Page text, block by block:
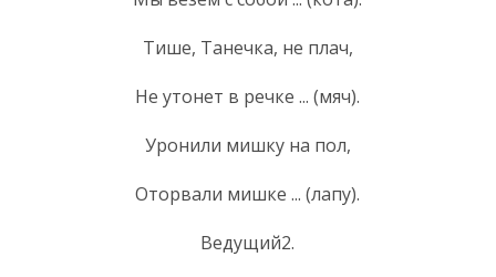
Тише, Танечка, не плач,
Не утонет в речке ... (мяч).
Уронили мишку на пол,
Оторвали мишке ... (лапу).
Ведущий2.